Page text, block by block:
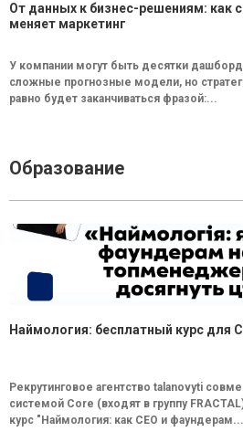
От данных к бизнес-решениям: как
меняет маркетинг
У компании могут быть десятки
сложные прогнозные модели, но
равно будет заканчиваться фразой:...
Образование
Наймология: бесплатный курс для
Рекрутинговое агентство talanovyti
системой Core (входят в группу
курс "Наймология: как СEO и фаундерам...